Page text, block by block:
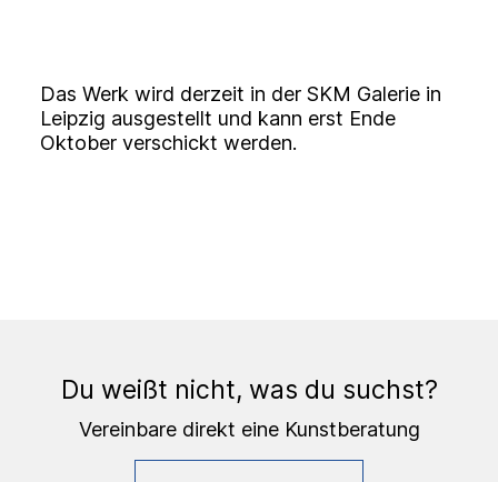
Das Werk wird derzeit in der SKM Galerie in
Leipzig ausgestellt und kann erst Ende
Oktober verschickt werden.
Du weißt nicht, was du suchst?
Vereinbare direkt eine Kunstberatung